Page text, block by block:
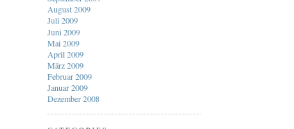
August 2009
Juli 2009
Juni 2009
Mai 2009
April 2009
März 2009
Februar 2009
Januar 2009
Dezember 2008